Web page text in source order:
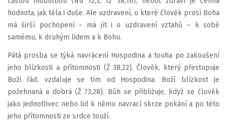
hodnota, jak těla i duše. Ale uzdravení, o které člověk prosí Boha
má širší pochopení – má jít i o uzdravení vztahů – k sobě
samému, k druhým lidem a k Bohu.
Pátá prosba se týká navrácení Hospodina a touha po zakoušení
jeho blízkosti a přítomnosti (Ž 38,22). Člověk, který přestupuje
Boží řád, vzdaluje se tím od Hospodina. Boží blízkost je
požehnaná a dobrá (Ž 73,28). Bůh se přibližuje, když se člověk
jako jednotlivec nebo lid k němu navrací skrze pokání a po této
jeho přítomnosti ze srdce touží.